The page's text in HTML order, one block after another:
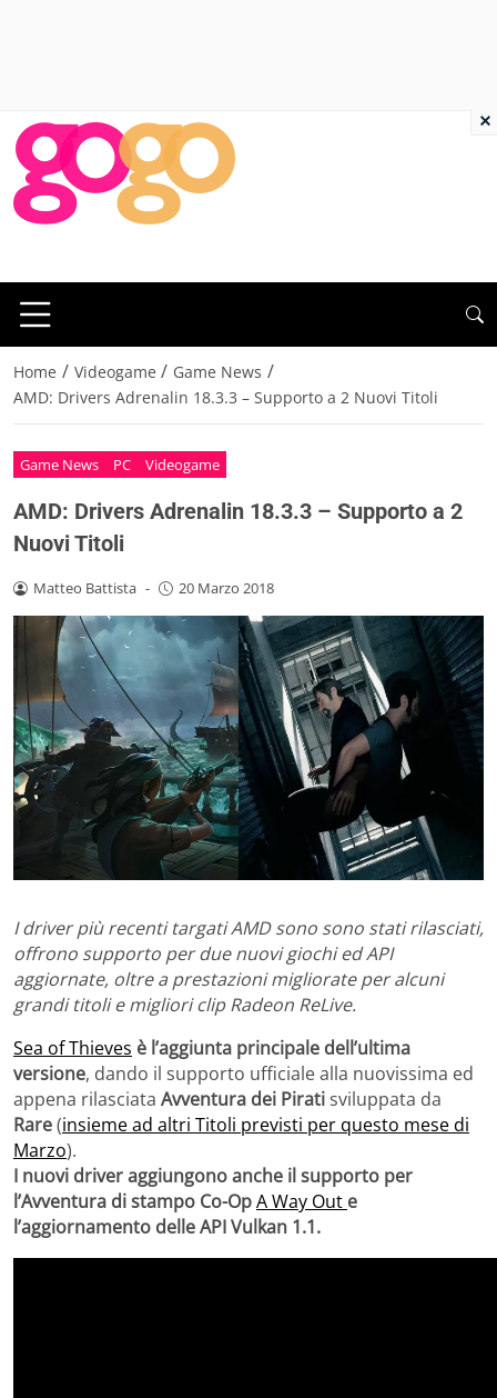
Home / Videogame / Game News /
AMD: Drivers Adrenalin 18.3.3 – Supporto a 2 Nuovi Titoli
Game News PC Videogame
AMD: Drivers Adrenalin 18.3.3 – Supporto a 2
Nuovi Titoli
Matteo Battista - 20 Marzo 2018
I driver più recenti targati AMD sono sono stati rilasciati,
offrono supporto per due nuovi giochi ed API
aggiornate, oltre a prestazioni migliorate per alcuni
grandi titoli e migliori clip Radeon ReLive.
Sea of ​​Thieves è l’aggiunta principale dell’ultima
versione, dando il supporto ufficiale alla nuovissima ed
appena rilasciata Avventura dei Piratisviluppata da
Rare(insieme ad altri Titoli previsti per questo mese di
Marzo).
I nuovi driver aggiungono anche il supporto per
l’Avventura di stampo Co-OpA Way Out e
l’aggiornamento delle API Vulkan 1.1.
×